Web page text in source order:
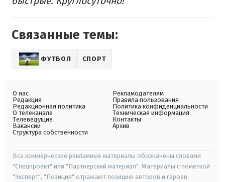
Связанные темы:
ФУТБОЛ СПОРТ
О нас
Редакция
Редакционная политика
О телеканале
Телеведущие
Вакансии
Структура собственности
Рекламодателям
Правила пользования
Политика конфиденциальности
Техническая информация
Контакты
Архив
Все коммерческие рекламные материалы обозначены словами
"Спецпроект" или "Партнерский материал". Материалы с пометкой
"Эксперт", "Позиция" отражают позицию авторов и героев.